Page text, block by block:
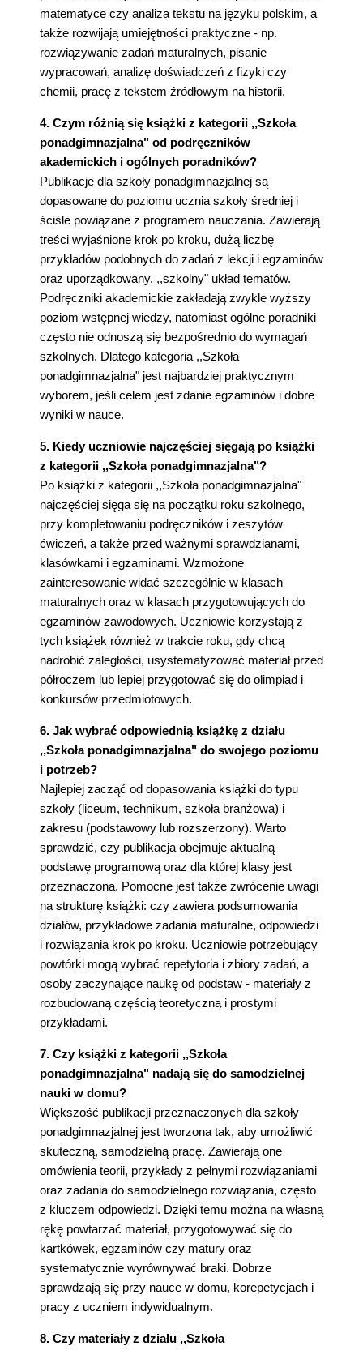
matematyce czy analiza tekstu na języku polskim, a
także rozwijają umiejętności praktyczne - np.
rozwiązywanie zadań maturalnych, pisanie
wypracowań, analizę doświadczeń z fizyki czy
chemii, pracę z tekstem źródłowym na historii.
4. Czym różnią się książki z kategorii ,,Szkoła
ponadgimnazjalna" od podręczników
akademickich i ogólnych poradników?
Publikacje dla szkoły ponadgimnazjalnej są
dopasowane do poziomu ucznia szkoły średniej i
ściśle powiązane z programem nauczania. Zawierają
treści wyjaśnione krok po kroku, dużą liczbę
przykładów podobnych do zadań z lekcji i egzaminów
oraz uporządkowany, ,,szkolny" układ tematów.
Podręczniki akademickie zakładają zwykle wyższy
poziom wstępnej wiedzy, natomiast ogólne poradniki
często nie odnoszą się bezpośrednio do wymagań
szkolnych. Dlatego kategoria ,,Szkoła
ponadgimnazjalna" jest najbardziej praktycznym
wyborem, jeśli celem jest zdanie egzaminów i dobre
wyniki w nauce.
5. Kiedy uczniowie najczęściej sięgają po książki
z kategorii ,,Szkoła ponadgimnazjalna"?
Po książki z kategorii ,,Szkoła ponadgimnazjalna"
najczęściej sięga się na początku roku szkolnego,
przy kompletowaniu podręczników i zeszytów
ćwiczeń, a także przed ważnymi sprawdzianami,
klasówkami i egzaminami. Wzmożone
zainteresowanie widać szczególnie w klasach
maturalnych oraz w klasach przygotowujących do
egzaminów zawodowych. Uczniowie korzystają z
tych książek również w trakcie roku, gdy chcą
nadrobić zaległości, usystematyzować materiał przed
półroczem lub lepiej przygotować się do olimpiad i
konkursów przedmiotowych.
6. Jak wybrać odpowiednią książkę z działu
,,Szkoła ponadgimnazjalna" do swojego poziomu
i potrzeb?
Najlepiej zacząć od dopasowania książki do typu
szkoły (liceum, technikum, szkoła branżowa) i
zakresu (podstawowy lub rozszerzony). Warto
sprawdzić, czy publikacja obejmuje aktualną
podstawę programową oraz dla której klasy jest
przeznaczona. Pomocne jest także zwrócenie uwagi
na strukturę książki: czy zawiera podsumowania
działów, przykładowe zadania maturalne, odpowiedzi
i rozwiązania krok po kroku. Uczniowie potrzebujący
powtórki mogą wybrać repetytoria i zbiory zadań, a
osoby zaczynające naukę od podstaw - materiały z
rozbudowaną częścią teoretyczną i prostymi
przykładami.
7. Czy książki z kategorii ,,Szkoła
ponadgimnazjalna" nadają się do samodzielnej
nauki w domu?
Większość publikacji przeznaczonych dla szkoły
ponadgimnazjalnej jest tworzona tak, aby umożliwić
skuteczną, samodzielną pracę. Zawierają one
omówienia teorii, przykłady z pełnymi rozwiązaniami
oraz zadania do samodzielnego rozwiązania, często
z kluczem odpowiedzi. Dzięki temu można na własną
rękę powtarzać materiał, przygotowywać się do
kartkówek, egzaminów czy matury oraz
systematycznie wyrównywać braki. Dobrze
sprawdzają się przy nauce w domu, korepetycjach i
pracy z uczniem indywidualnym.
8. Czy materiały z działu ,,Szkoła